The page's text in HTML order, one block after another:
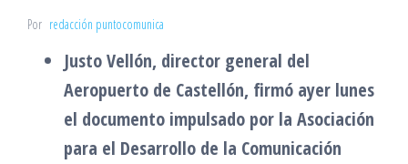
Por redacción puntocomunica
Justo Vellón, director general del
Aeropuerto de Castellón, firmó ayer lunes
el documento impulsado por la Asociación
para el Desarrollo de la Comunicación